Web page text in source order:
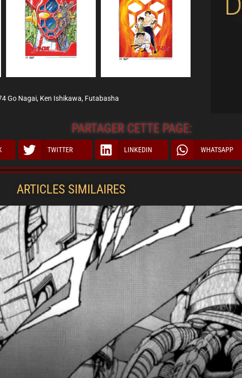
Go Nagai, Ken Ishikawa, Futabasha
PARTAGER CETTE PAGE:
TWITTER LINKEDIN WHATSAPP
ARTICLES SIMILAIRES